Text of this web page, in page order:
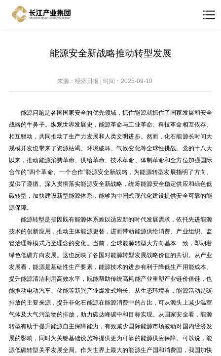
能源安全新战略推动转型发展
来源：经济日报 | 时间：2025-09-10
能源问题是各国国家安全的优先领域，抓住能源就抓住了国家发展和安全
战略的牛鼻子。纵观世界发展史，能源革命与工业革命、科技革命相互依存、
相互驱动，共同推动了生产力发展和人类文明进步。然而，化石能源长时间大
规模开发也带来了资源枯竭、环境破坏、气候变化等全球性挑战。党的十八大
以来，推动能源消费革命、供给革命、技术革命、体制革命和全方位加强国际
合作的“四个革命、一个合作”能源安全新战略，为能源转型发展指明了方向、
提供了遵循。深入贯彻落实能源安全新战略，统筹能源安全稳定供应和绿色低
碳转型，加快建设新型能源体系，能够为中国式现代化建设提供安全可靠的能
源保障。
能源转型是指因既有能源体系难以适应新的时代发展需求，依托先进能源
技术的创新应用，推动主体能源更替，进而带动能源供给消费、产业组织、监
管治理等模式乃至理念的变化。当前，全球能源转型大方向基本一致，即朝着
绿色低碳方向发展。这也反映了各国对能源转型发展战略价值的共识。从产业
发展看，能源是基础性生产要素，能源技术的进步有利于降低生产用能成本、
提升能源清洁利用高效水平，既能帮助传统高耗能产业重塑产业链价值链，也
能推动电动汽车、储能等新兴产业爆发式增长。从生态环境看，能源活动是碳
排放的主要来源，提升非化石能源在能源消费中的占比，可从源头上减少温室
气体及大气污染物的排放，助力碳达峰碳中和目标实现。从国家安全看，能源
转型有助于提升能源自主保障能力，有效减少国际能源市场波动对国内经济发
展的影响，同时为关键基础设施等提供更为可靠的能源供应保障。可以说，能
源低碳转型关乎发展全局。作为世界上最大的能源生产国和消费国，我国加快